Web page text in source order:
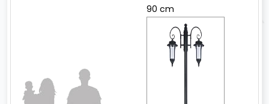
90 cm